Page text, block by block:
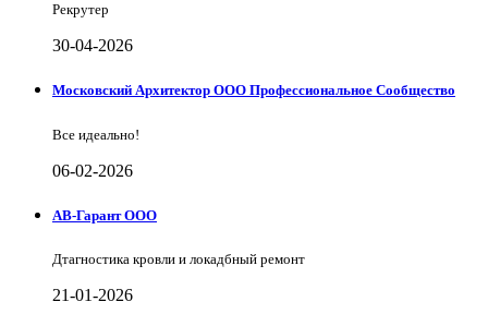
Рекрутер
30-04-2026
Московский Архитектор ООО Профессиональное Сообщество
Все идеально!
06-02-2026
АВ-Гарант ООО
Дтагностика кровли и локадбный ремонт
21-01-2026